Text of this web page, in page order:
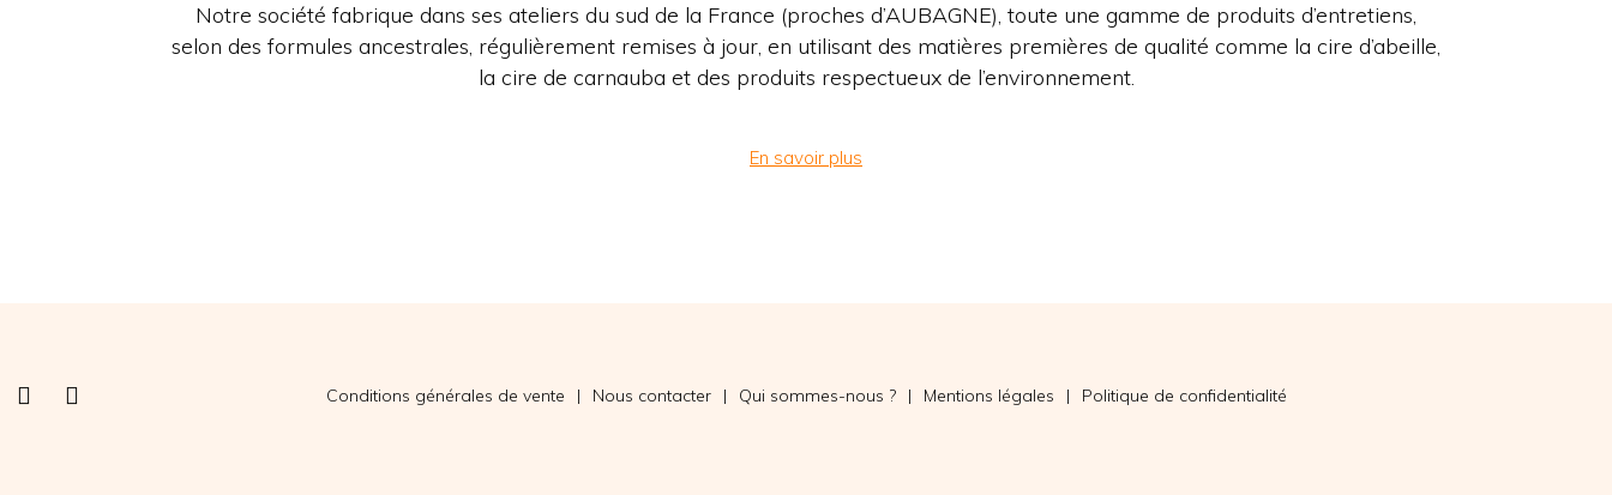
Notre société fabrique dans ses ateliers du sud de la France (proches d’AUBAGNE), toute une gamme de produits d’entretiens,
selon des formules ancestrales, régulièrement remises à jour, en utilisant des matières premières de qualité comme la cire d’abeille,
la cire de carnauba et des produits respectueux de l’environnement.
En savoir plus
Conditions générales de vente Nous contacter Qui sommes-nous ? Mentions légales Politique de confidentialité